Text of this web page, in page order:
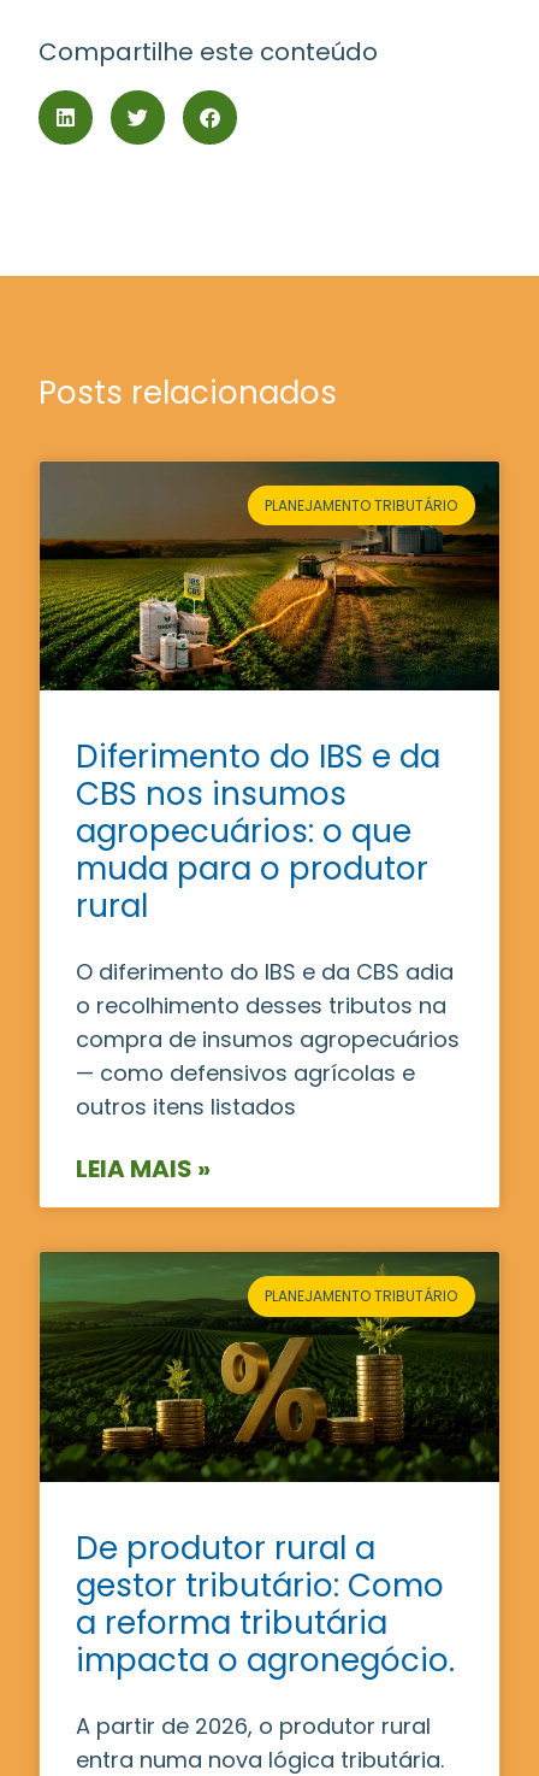
Compartilhe este conteúdo
Posts relacionados
PLANEJAMENTO TRIBUTÁRIO
Diferimento do IBS e da
CBS nos insumos
agropecuários: o que
muda para o produtor
rural
O diferimento do IBS e da CBS adia
o recolhimento desses tributos na
compra de insumos agropecuários
— como defensivos agrícolas e
outros itens listados
LEIA MAIS »
PLANEJAMENTO TRIBUTÁRIO
De produtor rural a
gestor tributário: Como
a reforma tributária
impacta o agronegócio.
A partir de 2026, o produtor rural
entra numa nova lógica tributária.